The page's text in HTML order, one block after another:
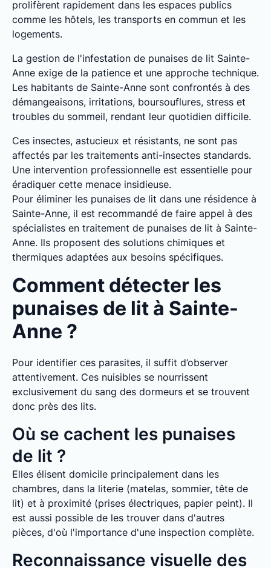
prolifèrent rapidement dans les espaces publics
comme les hôtels, les transports en commun et les
logements.
La gestion de l'infestation de punaises de lit Sainte-
Anne exige de la patience et une approche technique.
Les habitants de Sainte-Anne sont confrontés à des
démangeaisons, irritations, boursouflures, stress et
troubles du sommeil, rendant leur quotidien difficile.
Ces insectes, astucieux et résistants, ne sont pas
affectés par les traitements anti-insectes standards.
Une intervention professionnelle est essentielle pour
éradiquer cette menace insidieuse.
Pour éliminer les punaises de lit dans une résidence à
Sainte-Anne, il est recommandé de faire appel à des
spécialistes en traitement de punaises de lit à Sainte-
Anne. Ils proposent des solutions chimiques et
thermiques adaptées aux besoins spécifiques.
Comment détecter les
punaises de lit à Sainte-
Anne ?
Pour identifier ces parasites, il suffit d’observer
attentivement. Ces nuisibles se nourrissent
exclusivement du sang des dormeurs et se trouvent
donc près des lits.
Où se cachent les punaises
de lit ?
Elles élisent domicile principalement dans les
chambres, dans la literie (matelas, sommier, tête de
lit) et à proximité (prises électriques, papier peint). Il
est aussi possible de les trouver dans d'autres
pièces, d'où l'importance d'une inspection complète.
Reconnaissance visuelle des